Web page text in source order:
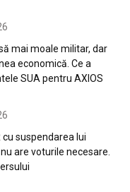
mai moale militar, dar
economică. Ce a
SUA pentru AXIOS
cu suspendarea lui
are voturile necesare.